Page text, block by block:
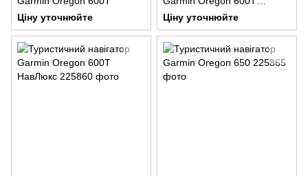
Ціну уточнюйте
Аероскан
Ціну уточнюйте